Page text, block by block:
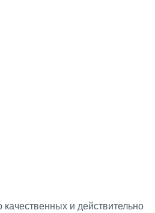
и действительно